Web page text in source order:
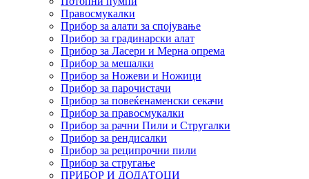
Правосмукалки
Прибор за алати за спојување
Прибор за градинарски алат
Прибор за Ласери и Мерна опрема
Прибор за мешалки
Прибор за Ножеви и Ножици
Прибор за парочистачи
Прибор за повеќенаменски секачи
Прибор за правосмукалки
Прибор за рачни Пили и Стругалки
Прибор за рендисалки
Прибор за реципрочни пили
Прибор за стругање
ПРИБОР И ДОДАТОЦИ